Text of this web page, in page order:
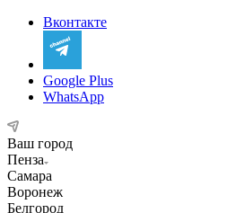
Вконтакте
Google Plus
WhatsApp
Ваш город
Пенза
Самара
Воронеж
Белгород